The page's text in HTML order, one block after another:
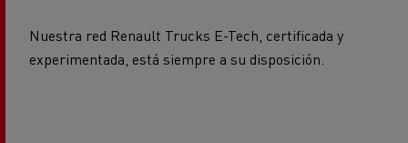
Nuestra red Renault Trucks E-Tech, certificada y
experimentada, está siempre a su disposición.